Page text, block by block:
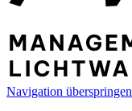
Navigation überspringen